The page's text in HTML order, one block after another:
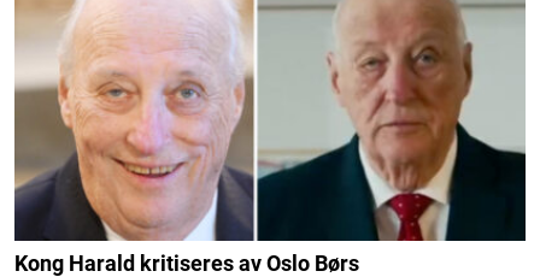
Kong Harald kritiseres av Oslo Børs